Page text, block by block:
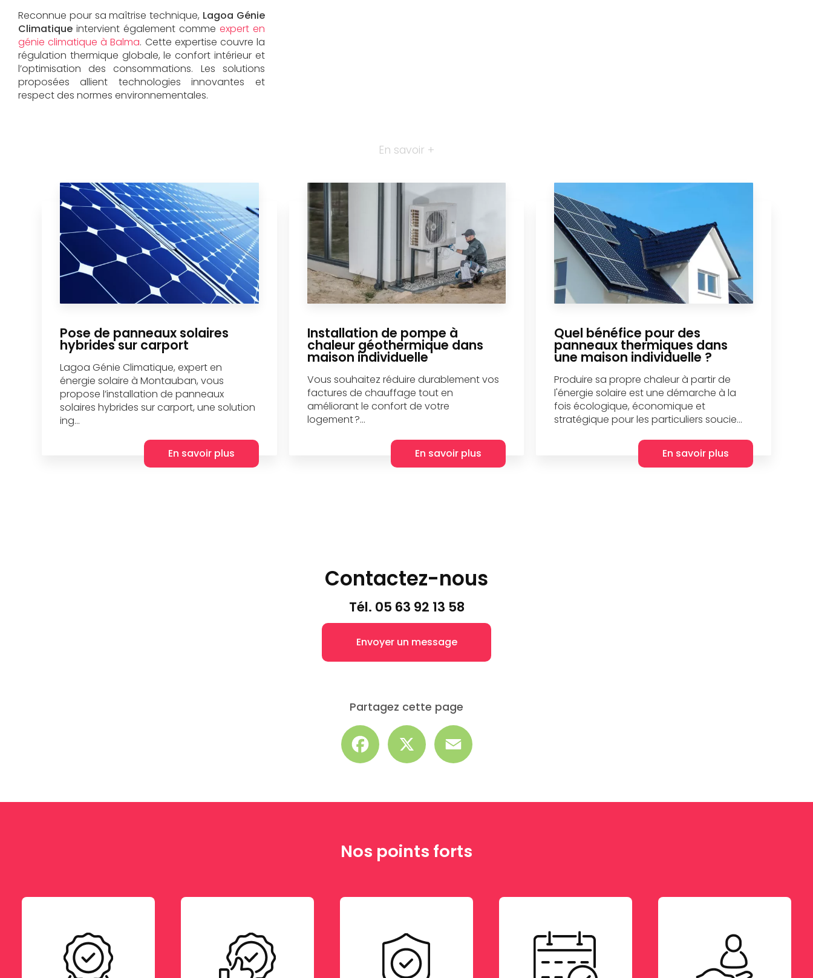
Reconnue pour sa maîtrise technique, Lagoa Génie
Climatique intervient également comme expert en
génie climatique à Balma. Cette expertise couvre la
régulation thermique globale, le confort intérieur et
l’optimisation des consommations. Les solutions
proposées allient technologies innovantes et
respect des normes environnementales.
En savoir +
Pose de panneaux solaires
hybrides sur carport
Lagoa Génie Climatique, expert en
énergie solaire à Montauban, vous
propose l’installation de panneaux
solaires hybrides sur carport, une solution
ing...
En savoir plus
Installation de pompe à
chaleur géothermique dans
maison individuelle
Vous souhaitez réduire durablement vos
factures de chauffage tout en
améliorant le confort de votre
logement ?...
En savoir plus
Quel bénéfice pour des
panneaux thermiques dans
une maison individuelle ?
Produire sa propre chaleur à partir de
l'énergie solaire est une démarche à la
fois écologique, économique et
stratégique pour les particuliers soucie...
En savoir plus
Contactez-nous
Tél. 05 63 92 13 58
Envoyer un message
Partagez cette page
Facebook
Nos points forts